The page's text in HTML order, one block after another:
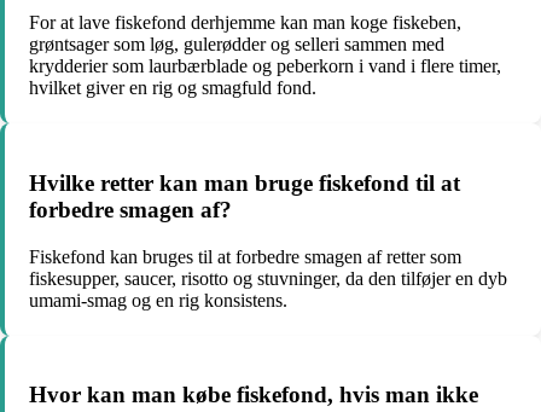
For at lave fiskefond derhjemme kan man koge fiskeben,
grøntsager som løg, gulerødder og selleri sammen med
krydderier som laurbærblade og peberkorn i vand i flere timer,
hvilket giver en rig og smagfuld fond.
Hvilke retter kan man bruge fiskefond til at
forbedre smagen af?
Fiskefond kan bruges til at forbedre smagen af retter som
fiskesupper, saucer, risotto og stuvninger, da den tilføjer en dyb
umami-smag og en rig konsistens.
Hvor kan man købe fiskefond, hvis man ikke